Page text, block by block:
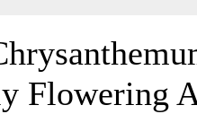
Flowering